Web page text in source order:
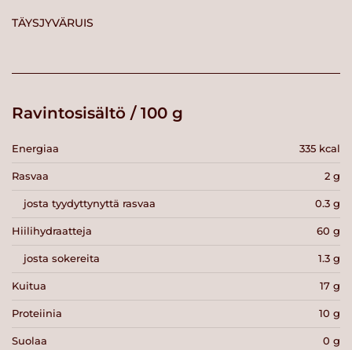
TÄYSJYVÄRUIS
Ravintosisältö / 100 g
Energiaa 335 kcal
Rasvaa 2 g
josta tyydyttynyttä rasvaa 0.3 g
Hiilihydraatteja 60 g
josta sokereita 1.3 g
Kuitua 17 g
Proteiinia 10 g
Suolaa 0 g